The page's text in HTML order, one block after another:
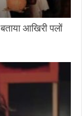
आखिरी पलों